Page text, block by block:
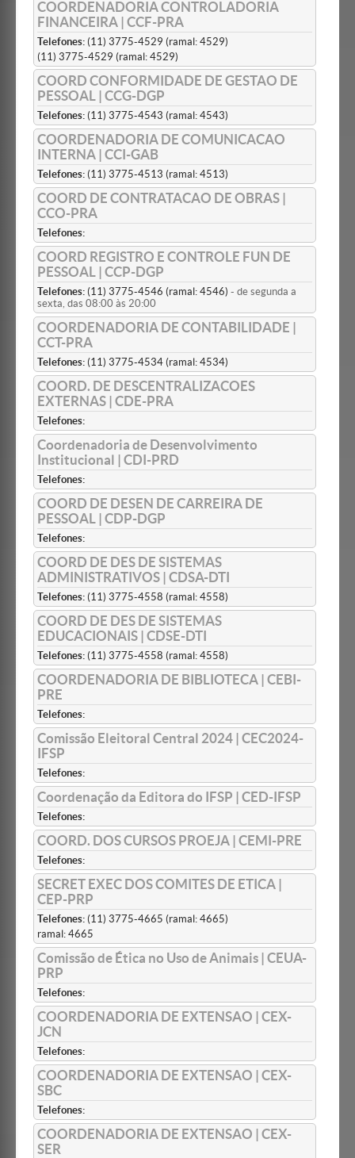
COORDENADORIA CONTROLADORIA
FINANCEIRA | CCF-PRA
Telefones: (11) 3775-4529 (ramal: 4529)
(11) 3775-4529 (ramal: 4529)
COORD CONFORMIDADE DE GESTAO DE
PESSOAL | CCG-DGP
Telefones: (11) 3775-4543 (ramal: 4543)
COORDENADORIA DE COMUNICACAO
INTERNA | CCI-GAB
Telefones: (11) 3775-4513 (ramal: 4513)
COORD DE CONTRATACAO DE OBRAS |
CCO-PRA
Telefones:
COORD REGISTRO E CONTROLE FUN DE
PESSOAL | CCP-DGP
Telefones: (11) 3775-4546 (ramal: 4546) - de segunda a
sexta, das 08:00 às 20:00
COORDENADORIA DE CONTABILIDADE |
CCT-PRA
Telefones: (11) 3775-4534 (ramal: 4534)
COORD. DE DESCENTRALIZACOES
EXTERNAS | CDE-PRA
Telefones:
Coordenadoria de Desenvolvimento
Institucional | CDI-PRD
Telefones:
COORD DE DESEN DE CARREIRA DE
PESSOAL | CDP-DGP
Telefones:
COORD DE DES DE SISTEMAS
ADMINISTRATIVOS | CDSA-DTI
Telefones: (11) 3775-4558 (ramal: 4558)
COORD DE DES DE SISTEMAS
EDUCACIONAIS | CDSE-DTI
Telefones: (11) 3775-4558 (ramal: 4558)
COORDENADORIA DE BIBLIOTECA | CEBI-
PRE
Telefones:
Comissão Eleitoral Central 2024 | CEC2024-
IFSP
Telefones:
Coordenação da Editora do IFSP | CED-IFSP
Telefones:
COORD. DOS CURSOS PROEJA | CEMI-PRE
Telefones:
SECRET EXEC DOS COMITES DE ETICA |
CEP-PRP
Telefones: (11) 3775-4665 (ramal: 4665)
ramal: 4665
Comissão de Ética no Uso de Animais | CEUA-
PRP
Telefones:
COORDENADORIA DE EXTENSAO | CEX-
JCN
Telefones:
COORDENADORIA DE EXTENSAO | CEX-
SBC
Telefones:
COORDENADORIA DE EXTENSAO | CEX-
SER